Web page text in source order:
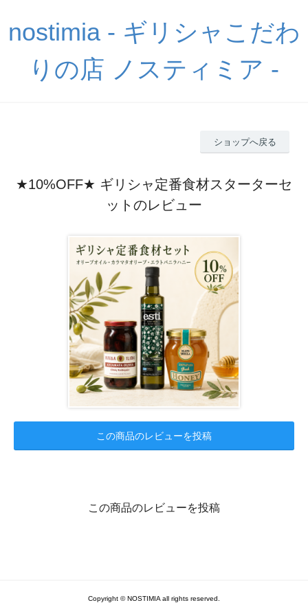
nostimia - ギリシャこだわ
りの店 ノスティミア -
ショップへ戻る
★10%OFF★ ギリシャ定番食材スターターセ
ットのレビュー
この商品のレビューを投稿
この商品のレビューを投稿
Copyright © NOSTIMIA all rights reserved.